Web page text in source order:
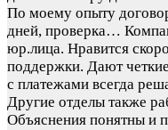
По моему опыту
дней, проверка…
юр.лица. Нравится
поддержки. Дают
с платежами всегда
Другие отделы также
Объяснения понятны и